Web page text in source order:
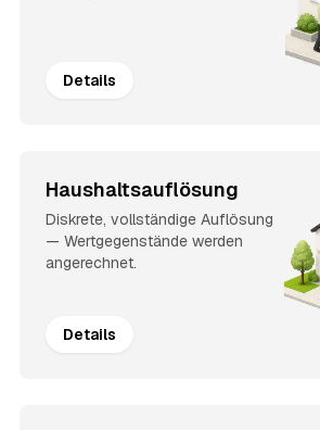
Details
Haushaltsauflösung
Diskrete, vollständige Auflösung
— Wertgegenstände werden
angerechnet.
Details